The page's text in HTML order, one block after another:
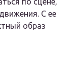
С ее
образ